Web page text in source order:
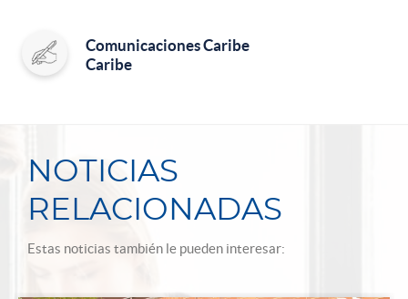
Comunicaciones Caribe
Caribe
NOTICIAS
RELACIONADAS
Estas noticias también le pueden interesar: